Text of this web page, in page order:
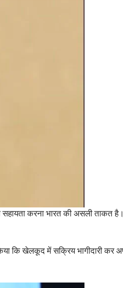
करना भारत की असली ताकत
कि खेलकूद में सक्रिय भागीदारी कर